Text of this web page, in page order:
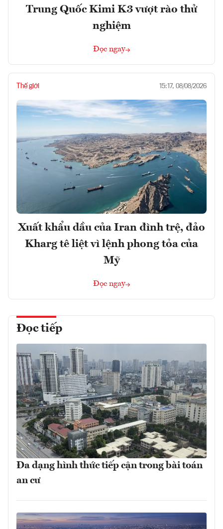
Trung Quốc Kimi K3 vượt rào thử
nghiệm
Đọc ngay
Thế giới 15:17, 08/08/2026
Xuất khẩu dầu của Iran đình trệ, đảo
Kharg tê liệt vì lệnh phong tỏa của
Mỹ
Đọc ngay
Đọc tiếp
Đa dạng hình thức tiếp cận trong bài toán
an cư